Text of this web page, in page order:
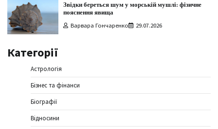
Звідки береться шум у морській мушлі: фізичне
пояснення явища
Варвара Гончаренко 29.07.2026
Категорії
Астрологія
Бізнес та фінанси
Біографії
Відносини